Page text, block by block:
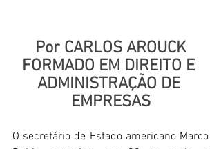
Por CARLOS AROUCK
FORMADO EM DIREITO E
ADMINISTRAÇÃO DE
EMPRESAS
O secretário de Estado americano Marco